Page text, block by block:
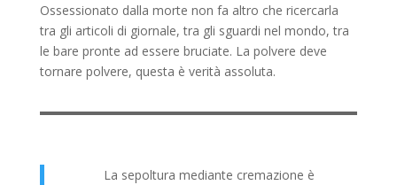
Ossessionato dalla morte non fa altro che ricercarla
tra gli articoli di giornale, tra gli sguardi nel mondo, tra
le bare pronte ad essere bruciate. La polvere deve
tornare polvere, questa è verità assoluta.
La sepoltura mediante cremazione è